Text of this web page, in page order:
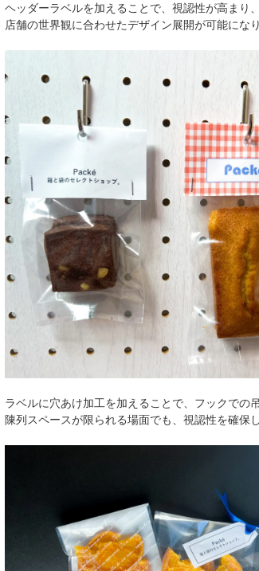
ヘッダーラベルを加えることで、視認性が高まり、
店舗の世界観に合わせたデザイン展開が可能になり
ラベルに穴あけ加工を加えることで、フックでの
陳列スペースが限られる場面でも、視認性を確保